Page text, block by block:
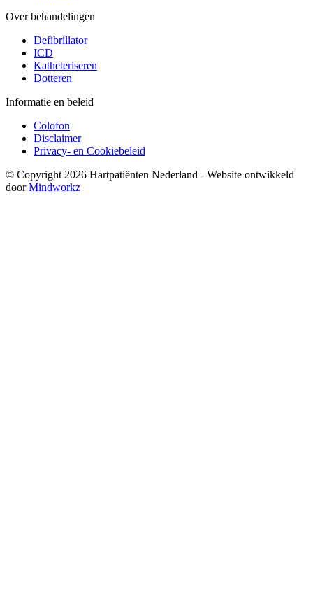
Over behandelingen
Defibrillator
ICD
Katheteriseren
Dotteren
Informatie en beleid
Colofon
Disclaimer
Privacy- en Cookiebeleid
© Copyright 2026 Hartpatiënten Nederland - Website ontwikkeld
doorMindworkz